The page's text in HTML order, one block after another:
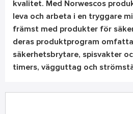
kvalitet. Med Norwescos
leva och arbeta i en tryggare
främst med produkter för
deras produktprogram
säkerhetsbrytare, spisvakter
timers, vägguttag och